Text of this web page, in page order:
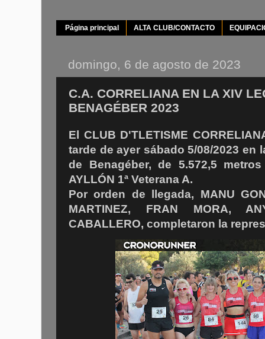
Página principal ALTA CLUB/CONTACTO
domingo, 6 de agosto de 2023
C.A. CORRELIANA EN LA XIV
BENAGÉBER 2023
El CLUB D'TLETISME
tarde de ayer sábado 5/08/2023 en
de Benagéber, de 5.572,5
AYLLÓN 1ª Veterana A.
Por orden de llegada, MANU
MARTINEZ, FRAN MORA,
CABALLERO, completaron la